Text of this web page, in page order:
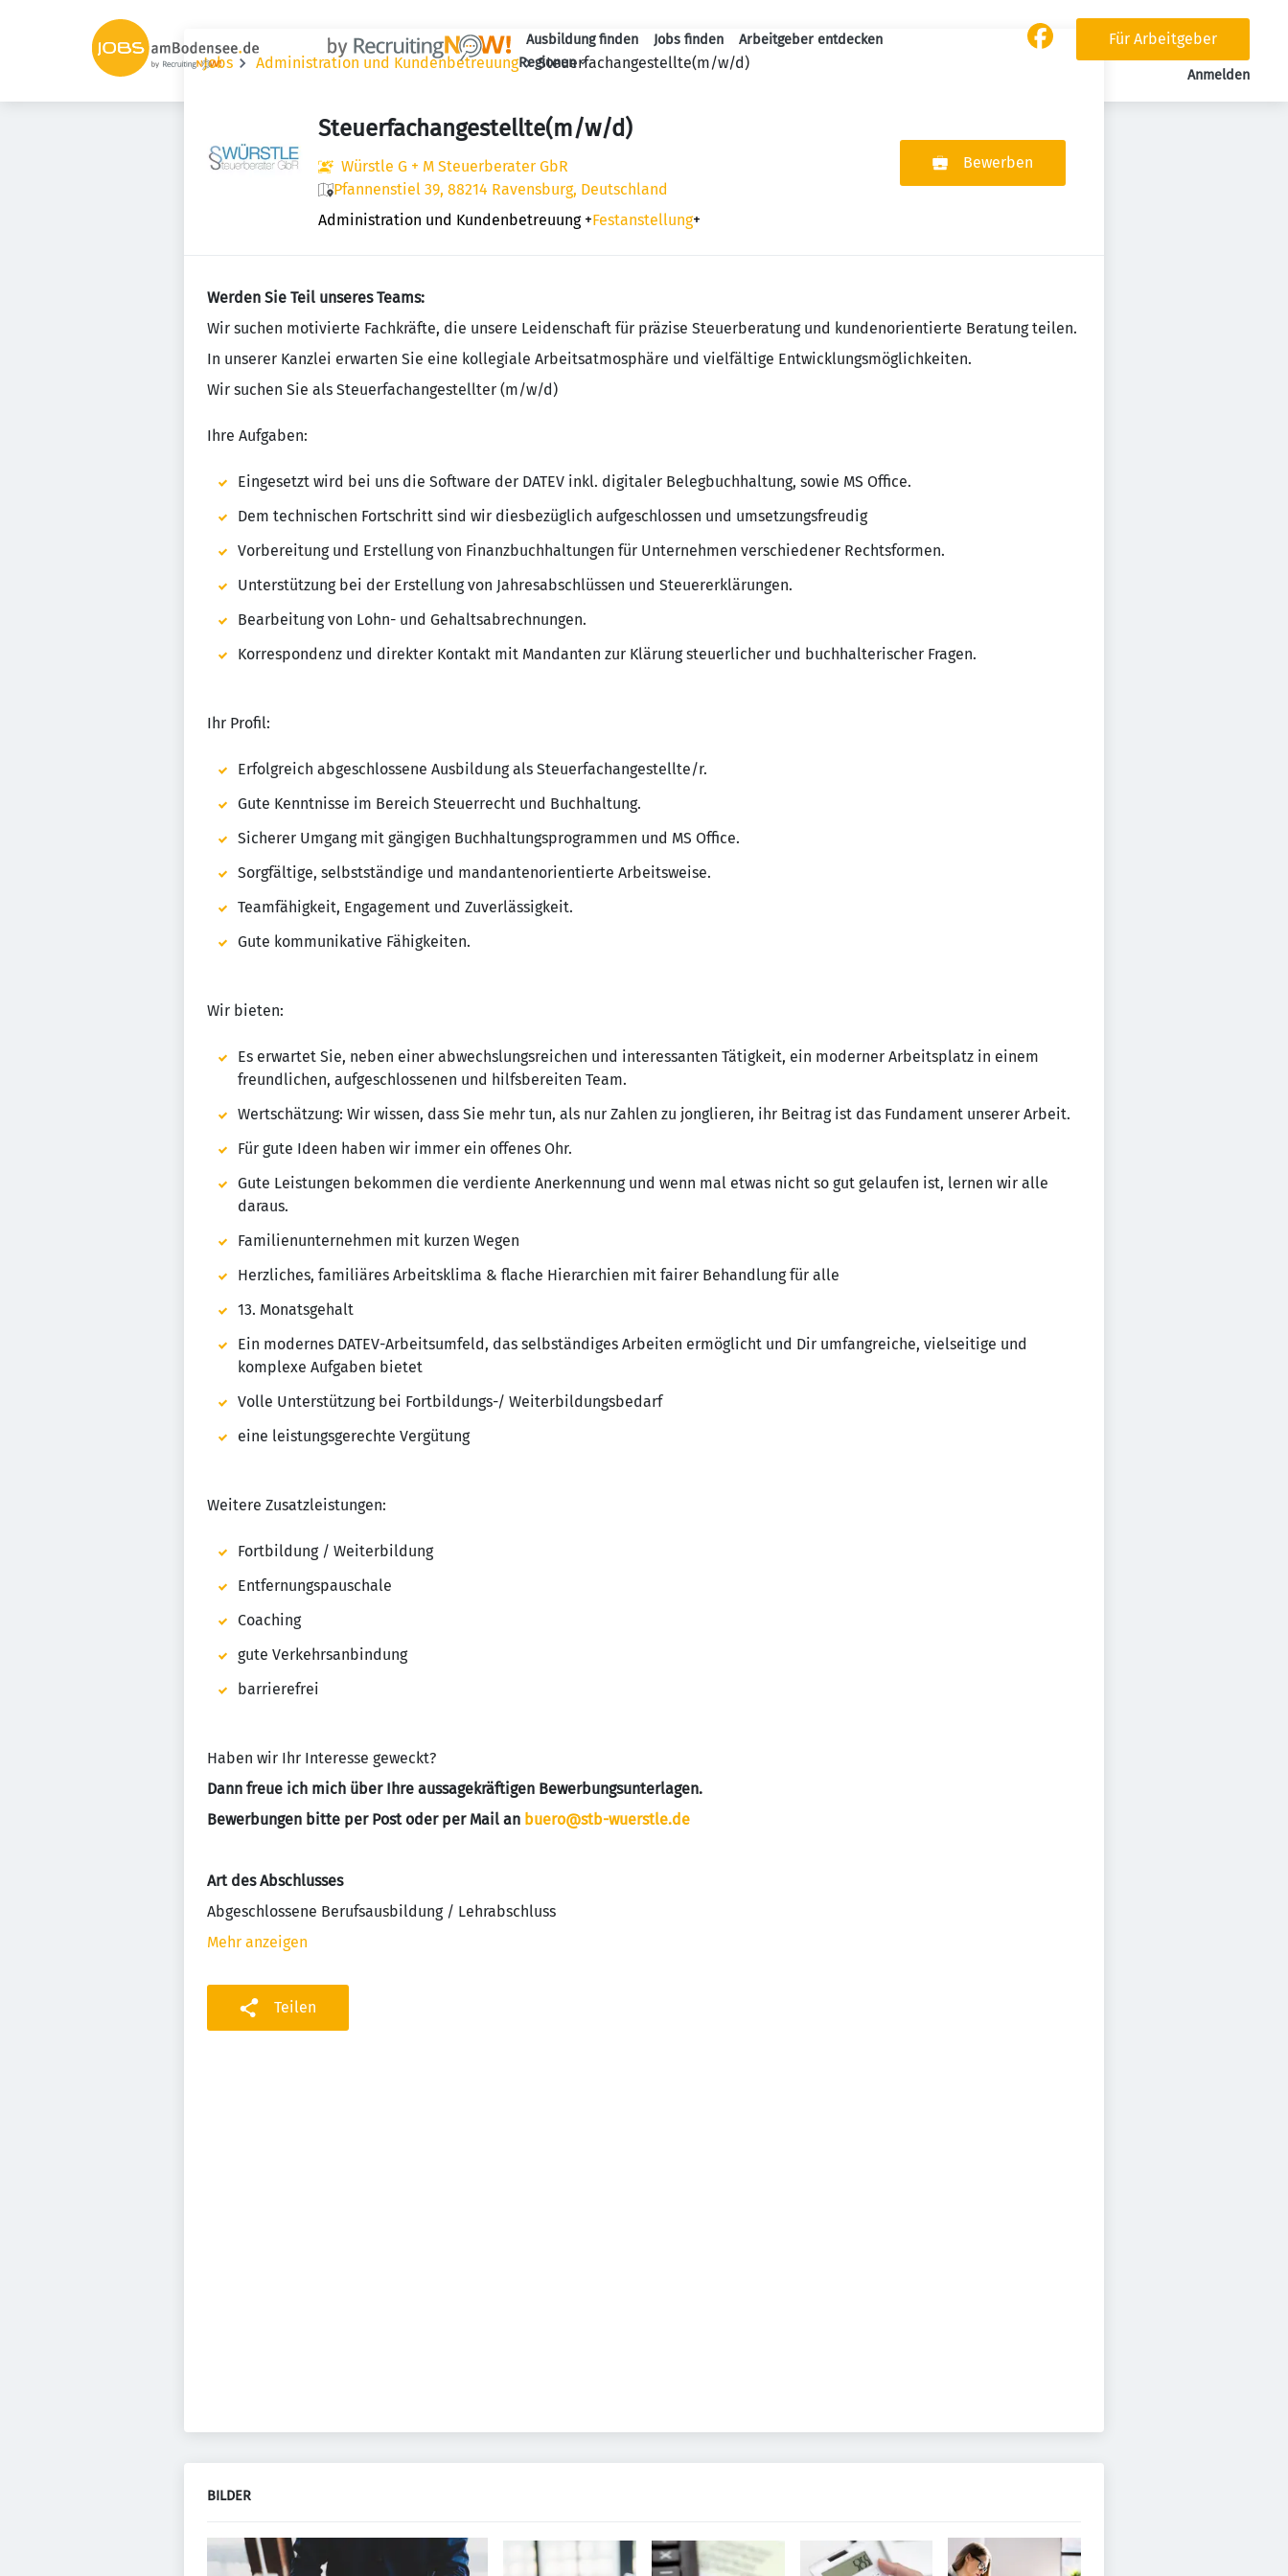
Haupt-Navigation
Ausbildung finden Jobs finden
Arbeitgeber entdecken
Regionen
Für Arbeitgeber
Anmelden
Jobs Administration und Kundenbetreuung Steuerfachangestellte(m/w/d)
Steuerfachangestellte(m/w/d)
Würstle G + M Steuerberater GbR
Pfannenstiel 39, 88214 Ravensburg, Deutschland
Administration und Kundenbetreuung +Festanstellung+
Bewerben
Werden Sie Teil unseres Teams:
Wir suchen motivierte Fachkräfte, die unsere Leidenschaft für präzise Steuerberatung und kundenorientierte Beratung teilen.
In unserer Kanzlei erwarten Sie eine kollegiale Arbeitsatmosphäre und vielfältige Entwicklungsmöglichkeiten.
Wir suchen Sie als Steuerfachangestellter (m/w/d)
Ihre Aufgaben:
Eingesetzt wird bei uns die Software der DATEV inkl. digitaler Belegbuchhaltung, sowie MS Office.
Dem technischen Fortschritt sind wir diesbezüglich aufgeschlossen und umsetzungsfreudig
Vorbereitung und Erstellung von Finanzbuchhaltungen für Unternehmen verschiedener Rechtsformen.
Unterstützung bei der Erstellung von Jahresabschlüssen und Steuererklärungen.
Bearbeitung von Lohn- und Gehaltsabrechnungen.
Korrespondenz und direkter Kontakt mit Mandanten zur Klärung steuerlicher und buchhalterischer Fragen.
Ihr Profil:
Erfolgreich abgeschlossene Ausbildung als Steuerfachangestellte/r.
Gute Kenntnisse im Bereich Steuerrecht und Buchhaltung.
Sicherer Umgang mit gängigen Buchhaltungsprogrammen und MS Office.
Sorgfältige, selbstständige und mandantenorientierte Arbeitsweise.
Teamfähigkeit, Engagement und Zuverlässigkeit.
Gute kommunikative Fähigkeiten.
Wir bieten:
Es erwartet Sie, neben einer abwechslungsreichen und interessanten Tätigkeit, ein moderner Arbeitsplatz in einem
freundlichen, aufgeschlossenen und hilfsbereiten Team.
Wertschätzung: Wir wissen, dass Sie mehr tun, als nur Zahlen zu jonglieren, ihr Beitrag ist das Fundament unserer Arbeit.
Für gute Ideen haben wir immer ein offenes Ohr.
Gute Leistungen bekommen die verdiente Anerkennung und wenn mal etwas nicht so gut gelaufen ist, lernen wir alle
daraus.
Familienunternehmen mit kurzen Wegen
Herzliches, familiäres Arbeitsklima & flache Hierarchien mit fairer Behandlung für alle
13. Monatsgehalt
Ein modernes DATEV-Arbeitsumfeld, das selbständiges Arbeiten ermöglicht und Dir umfangreiche, vielseitige und
komplexe Aufgaben bietet
Volle Unterstützung bei Fortbildungs-/ Weiterbildungsbedarf
eine leistungsgerechte Vergütung
Weitere Zusatzleistungen:
Fortbildung / Weiterbildung
Entfernungspauschale
Coaching
gute Verkehrsanbindung
barrierefrei
Haben wir Ihr Interesse geweckt?
Dann freue ich mich über Ihre aussagekräftigen Bewerbungsunterlagen.
Bewerbungen bitte per Post oder per Mail an buero@stb-wuerstle.de
Art des Abschlusses
Abgeschlossene Berufsausbildung / Lehrabschluss
Mehr anzeigen
Teilen
BILDER